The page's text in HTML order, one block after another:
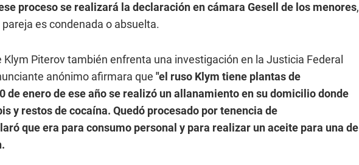
proceso se realizará la declaración en cámara Gesell de los menores,
es condenada o absuelta.
Piterov también enfrenta una investigación en la Justicia Federal
anónimo afirmara que "el ruso Klym tiene plantas de
de enero de ese año se realizó un allanamiento en su domicilio donde
y restos de cocaína. Quedó procesado por tenencia de
que era para consumo personal y para realizar un aceite para una de